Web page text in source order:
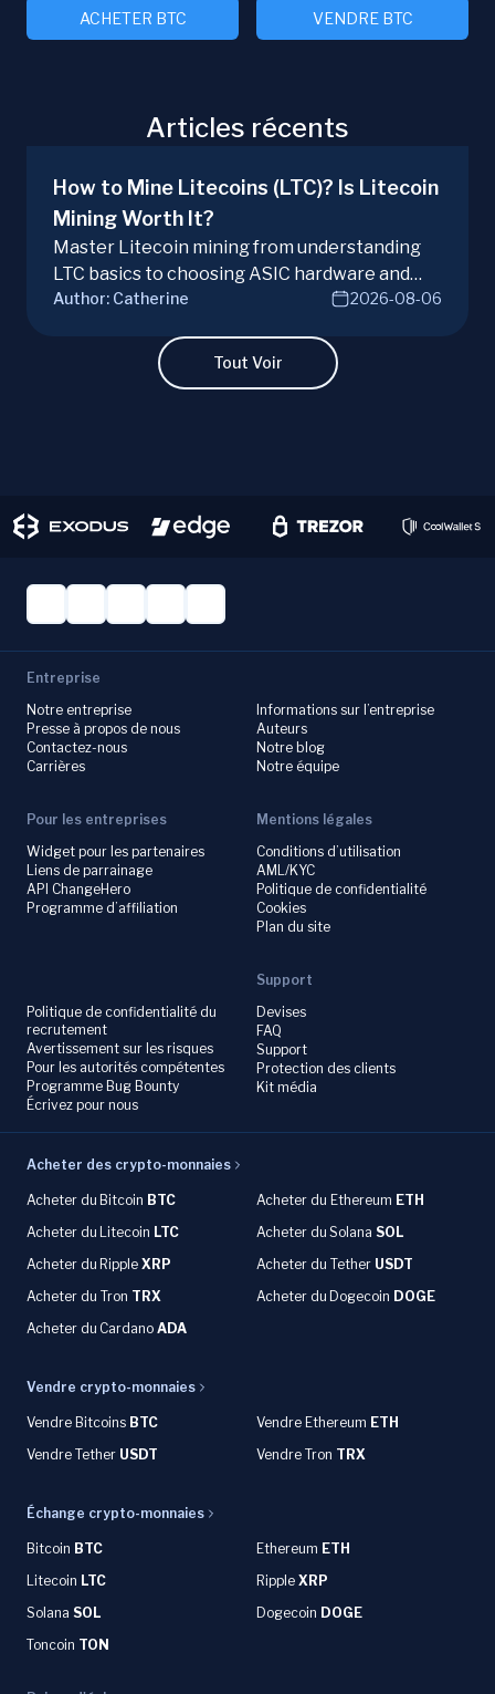
ACHETER BTC VENDRE BTC
Articles récents
How to Mine Litecoins (LTC)? Is Litecoin
Mining Worth It?
Master Litecoin mining from understanding
LTC basics to choosing ASIC hardware and
joining mining pools. Optimize your Litecoin
Author: Catherine 2026-08-06
Tout Voir
Entreprise
Notre entreprise
Presse à propos de nous
Contactez-nous
Carrières
Informations sur l’entreprise
Auteurs
Notre blog
Notre équipe
Pour les entreprises
Widget pour les partenaires
Liens de parrainage
API ChangeHero
Programme d’affiliation
Mentions légales
Conditions d’utilisation
AML/KYC
Politique de confidentialité
Cookies
Plan du site
Politique de confidentialité du
recrutement
Avertissement sur les risques
Pour les autorités compétentes
Programme Bug Bounty
Écrivez pour nous
Support
Devises
FAQ
Support
Protection des clients
Kit média
Acheter des crypto-monnaies
Acheter du Bitcoin BTC Acheter du Ethereum ETH
Acheter du Litecoin LTC Acheter du Solana SOL
Acheter du Ripple XRP Acheter du Tether USDT
Acheter du Tron TRX Acheter du Dogecoin DOGE
Acheter du Cardano ADA
Vendre crypto-monnaies
Vendre Bitcoins BTC Vendre Ethereum ETH
Vendre Tether USDT Vendre Tron TRX
Échange crypto-monnaies
Bitcoin BTC Ethereum ETH
Litecoin LTC Ripple XRP
Solana SOL Dogecoin DOGE
Toncoin TON